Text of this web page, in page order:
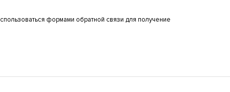
формами обратной связи для получение